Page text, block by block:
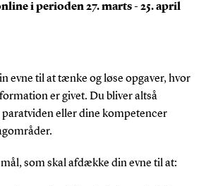
i perioden 27. marts - 25. april
evne til at tænke og løse opgaver, hvor
er givet. Du bliver altså
eller dine kompetencer
som skal afdække din evne til at: